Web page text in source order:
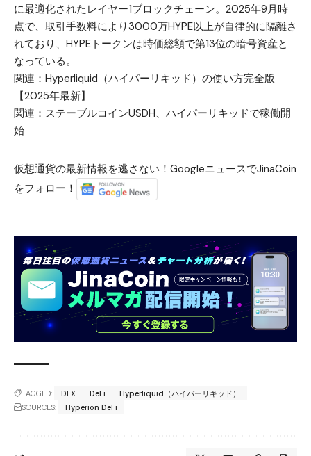
に最適化されたレイヤー1ブロックチェーン。2025年9月時
点で、取引手数料により3000万HYPE以上が自律的に隔離さ
れており、HYPEトークンは時価総額で第13位の暗号資産と
なっている。
関連： Hyperliquid（ハイパーリキッド）の使い方完全版
【2025年最新】
関連： ステーブルコインUSDH、ハイパーリキッドで稼働開
始
仮想通貨の最新情報を逃さない！GoogleニュースでJinaCoin
をフォロー！
TAGGED: DEX DeFi
Hyperliquid（ハイパーリキッド）
SOURCES:
Hyperion DeFi